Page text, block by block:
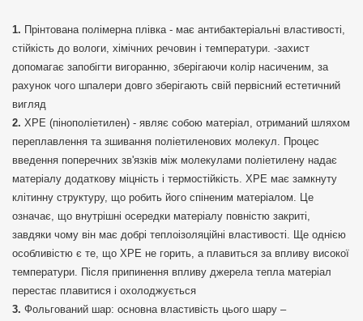
Прінтована полімерна плівка - має антибактеріальні властивості,
стійкість до вологи, хімічних речовин і температури. -захист
допомагає запобігти вигоранню, зберігаючи колір насиченим, за
рахунок чого шпалери довго зберігають свій первісний естетичний
вигляд
XPE (пінополіетилен) - являє собою матеріал, отриманий шляхом
переплавлення та зшивання поліетиленових молекул. Процес
введення поперечних зв'язків між молекулами поліетилену надає
матеріалу додаткову міцність і термостійкість. XPE має замкнуту
клітинну структуру, що робить його спіненим матеріалом. Це
означає, що внутрішні осередки матеріалу повністю закриті,
завдяки чому він має добрі теплоізоляційні властивості. Ще однією
особливістю є те, що ХРЕ не горить, а плавиться за впливу високої
температури. Після припинення впливу джерела тепла матеріал
перестає плавитися і охолоджується
Фольгований шар: основна властивість цього шару –